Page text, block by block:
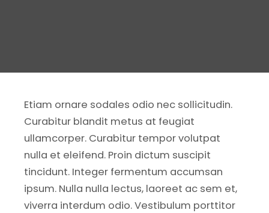
Etiam ornare sodales odio nec sollicitudin.
Curabitur blandit metus at feugiat
ullamcorper. Curabitur tempor volutpat
nulla et eleifend. Proin dictum suscipit
tincidunt. Integer fermentum accumsan
ipsum. Nulla nulla lectus, laoreet ac sem et,
viverra interdum odio. Vestibulum porttitor